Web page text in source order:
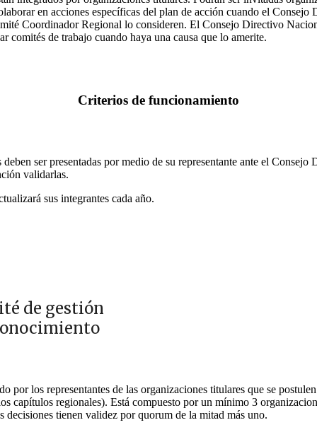
en acciones específicas del plan de acción cuando el Consejo
Coordinador Regional lo consideren. El Consejo Directivo
comités de trabajo cuando haya una causa que lo amerite.
Criterios de funcionamiento
deben ser presentadas por medio de su representante ante el Consejo
validarlas.
sus integrantes cada año.
de gestión
por los representantes de las organizaciones titulares que se
capítulos regionales). Está compuesto por un mínimo 3
decisiones tienen validez por quorum de la mitad más uno.